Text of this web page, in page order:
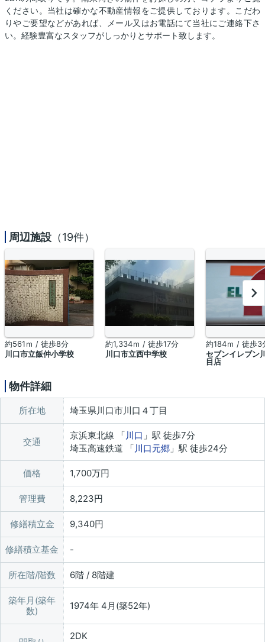
ください。当社は確かな不動産情報をご提供しております。こだわ
りやご要望などがあれば、メール又はお電話にて当社にご連絡下さ
い。経験豊富なスタッフがしっかりとサポート致します。
周辺施設 （19件）
約561ｍ / 徒歩8分
川口市立飯仲小学校
約1,334ｍ / 徒歩17分
川口市立西中学校
約184ｍ / 徒歩3
セブンイレブン
目店
物件詳細
所在地 埼玉県川口市川口４丁目
交通
京浜東北線 「川口 」駅 徒歩7分
埼玉高速鉄道 「川口元郷 」駅 徒歩24分
価格 1,700万円
管理費 8,223円
修繕積立金 9,340円
修繕積立基金
所在階/階数 6階 / 8階建
築年月(築年
数)
1974年 4月(築52年)
2DK